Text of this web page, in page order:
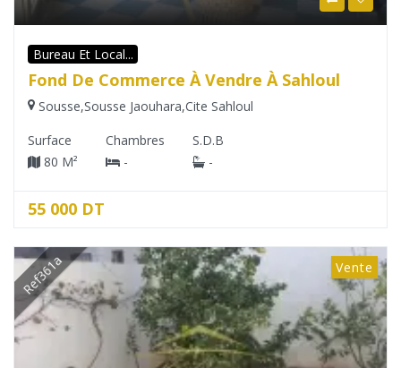
Bureau Et Local...
Fond De Commerce À Vendre À Sahloul
Sousse,Sousse Jaouhara,Cite Sahloul
Surface
80 M²
Chambres
-
S.D.B
-
55 000 DT
Ref361a Vente